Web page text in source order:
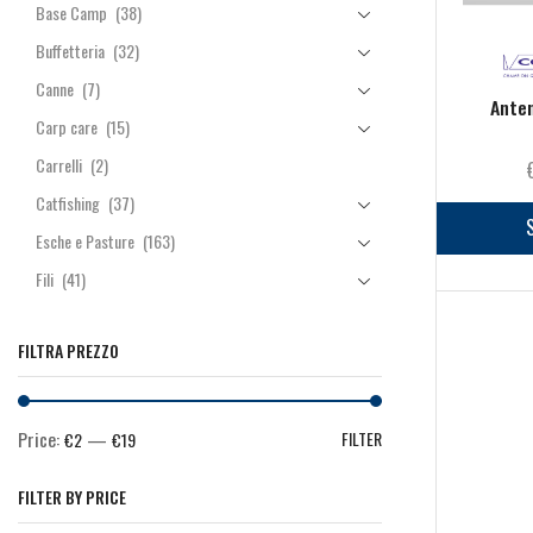
Base Camp (38)
Buffetteria (32)
Canne (7)
Carp care (15)
Carrelli (2)
Catfishing (37)
Esche e Pasture (163)
Fili (41)
Minuteria (264)
Pasturazione (64)
Rod Pod & Accessori
FILTRA PREZZO
FILTER
Price:€2 — €19
FILTER BY PRICE